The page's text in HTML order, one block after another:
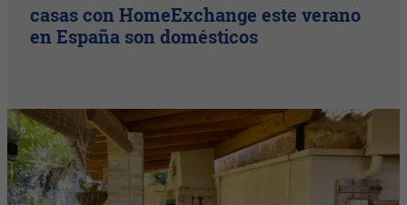
casas con HomeExchange este verano
en España son domésticos